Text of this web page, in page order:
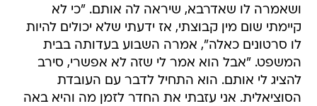
ושאמרה לו שאדרבא, שיראה לה אותם. "כי לא
קיימתי שום מין קבוצתי, אז ידעתי שלא יכולים להיות
לו סרטונים כאלה", אמרה השבוע בעדותה בבית
המשפט. "אבל הוא אמר לי שזה לא אפשרי, סירב
להציג לי אותם. הוא התחיל לדבר עם העובדת
הסוציאלית. אני עזבתי את החדר לזמן מה והיא באה